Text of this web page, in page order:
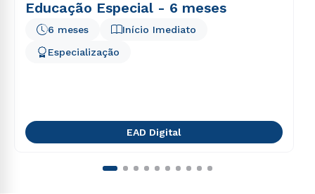
Educação Especial - 6 meses
Início Imediato
6 meses
Especialização
EAD Digital